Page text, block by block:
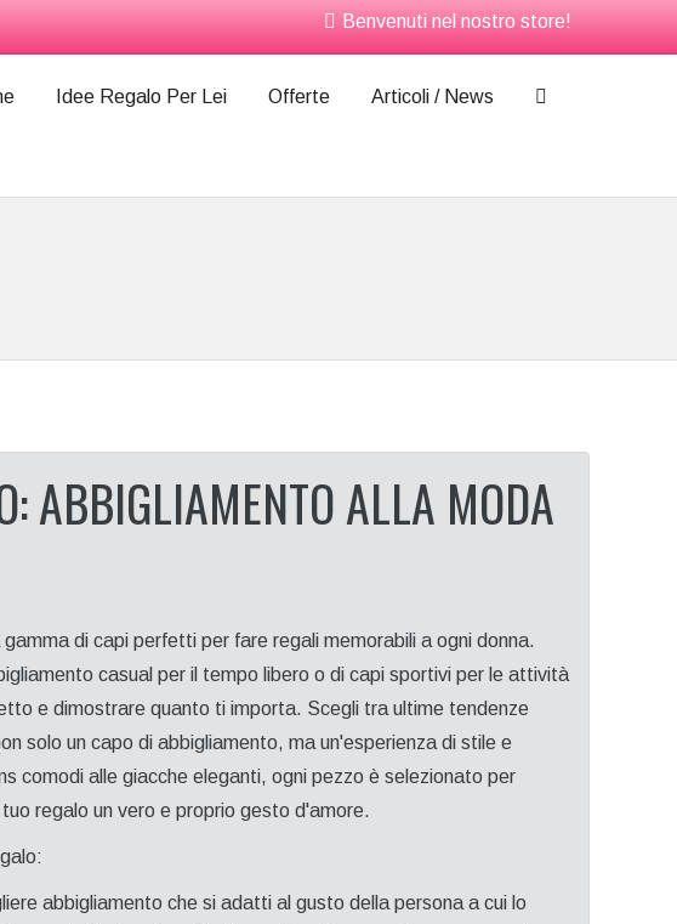
Benvenuti nel nostro store!
Idee Regalo Per Lei Offerte Articoli / News
ABBIGLIAMENTO ALLA MODA
di capi perfetti per fare regali memorabili a ogni donna.
casual per il tempo libero o di capi sportivi per le attività
e dimostrare quanto ti importa. Scegli tra ultime tendenze
solo un capo di abbigliamento, ma un'esperienza di stile e
comodi alle giacche eleganti, ogni pezzo è selezionato per
regalo un vero e proprio gesto d'amore.
abbigliamento che si adatti al gusto della persona a cui lo